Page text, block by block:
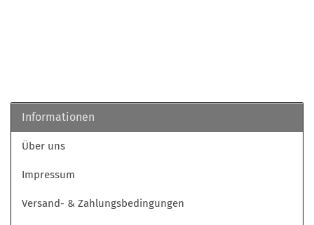
Informationen
Über uns
Impressum
Versand- & Zahlungsbedingungen